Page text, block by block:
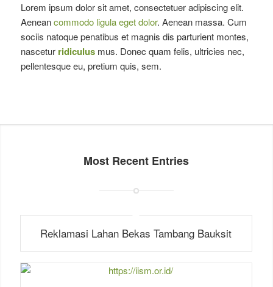
Lorem ipsum dolor sit amet, consectetuer adipiscing elit.
Aeneancommodo ligula eget dolor. Aenean massa. Cum
sociis natoque penatibus et magnis dis parturient montes,
nascetur ridiculusmus. Donec quam felis, ultricies nec,
pellentesque eu, pretium quis, sem.
Most Recent Entries
Reklamasi Lahan Bekas Tambang Bauksit